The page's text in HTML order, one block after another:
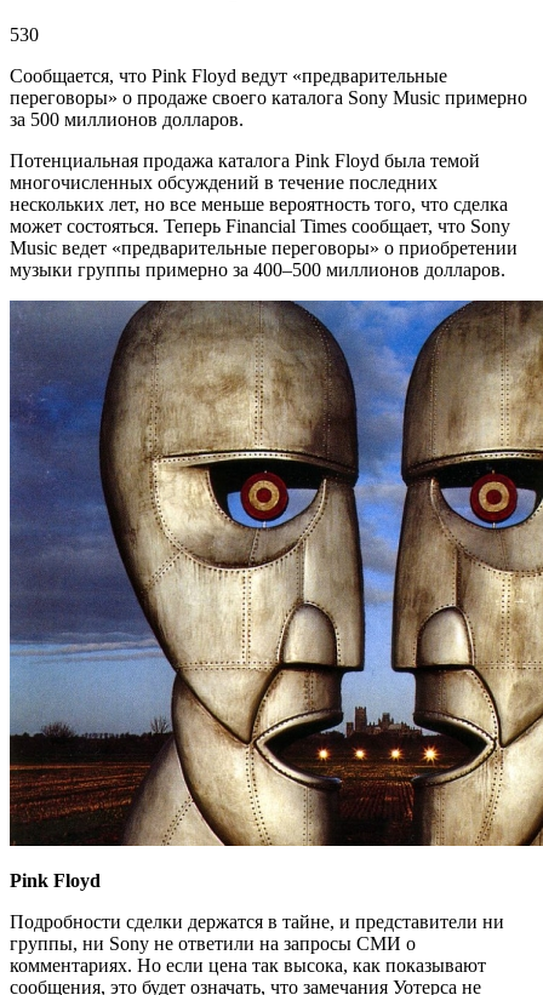
530
Сообщается, что Pink Floyd ведут «предварительные
переговоры» о продаже своего каталога Sony Music примерно
за 500 миллионов долларов.
Потенциальная продажа каталога Pink Floyd была темой
многочисленных обсуждений в течение последних
нескольких лет, но все меньше вероятность того, что сделка
может состояться. Теперь Financial Times сообщает, что Sony
Music ведет «предварительные переговоры» о приобретении
музыки группы примерно за 400–500 миллионов долларов.
Pink Floyd
Подробности сделки держатся в тайне, и представители ни
группы, ни Sony не ответили на запросы СМИ о
комментариях. Но если цена так высока, как показывают
сообщения, это будет означать, что замечания Уотерса не